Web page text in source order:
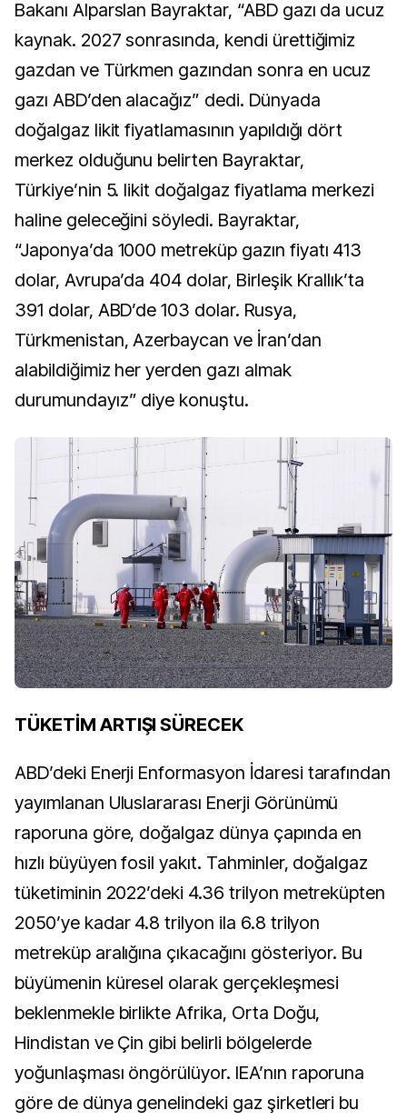
Bakanı Alparslan Bayraktar, “ABD gazı da ucuz
kaynak. 2027 sonrasında, kendi ürettiğimiz
gazdan ve Türkmen gazından sonra en ucuz
gazı ABD’den alacağız” dedi. Dünyada
doğalgaz likit fiyatlamasının yapıldığı dört
merkez olduğunu belirten Bayraktar,
Türkiye’nin 5. likit doğalgaz fiyatlama merkezi
haline geleceğini söyledi. Bayraktar,
“Japonya’da 1000 metreküp gazın fiyatı 413
dolar, Avrupa’da 404 dolar, Birleşik Krallık’ta
391 dolar, ABD’de 103 dolar. Rusya,
Türkmenistan, Azerbaycan ve İran’dan
alabildiğimiz her yerden gazı almak
durumundayız” diye konuştu.
TÜKETİM ARTIŞI SÜRECEK
ABD’deki Enerji Enformasyon İdaresi tarafından
yayımlanan Uluslararası Enerji Görünümü
raporuna göre, doğalgaz dünya çapında en
hızlı büyüyen fosil yakıt. Tahminler, doğalgaz
tüketiminin 2022’deki 4.36 trilyon metreküpten
2050’ye kadar 4.8 trilyon ila 6.8 trilyon
metreküp aralığına çıkacağını gösteriyor. Bu
büyümenin küresel olarak gerçekleşmesi
beklenmekle birlikte Afrika, Orta Doğu,
Hindistan ve Çin gibi belirli bölgelerde
yoğunlaşması öngörülüyor. IEA’nın raporuna
göre de dünya genelindeki gaz şirketleri bu